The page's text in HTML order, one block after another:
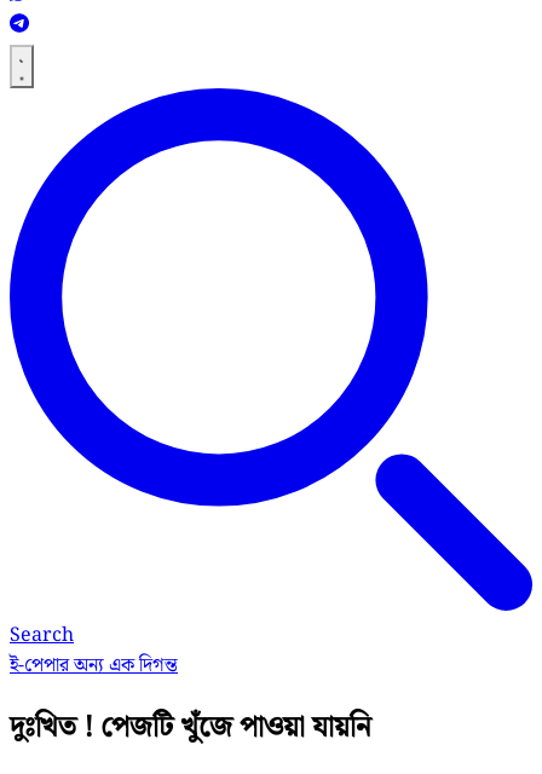
Search
ই-পেপারঅন্য এক দিগন্ত
দুঃখিত ! পেজটি খুঁজে পাওয়া যায়নি